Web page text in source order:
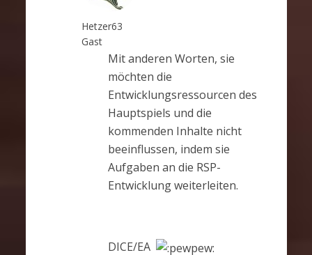
Hetzer63
Gast
Mit anderen Worten, sie
möchten die
Entwicklungsressourcen des
Hauptspiels und die
kommenden Inhalte nicht
beeinflussen, indem sie
Aufgaben an die RSP-
Entwicklung weiterleiten.
DICE/EA